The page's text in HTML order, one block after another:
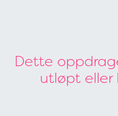
Dette
utløpt